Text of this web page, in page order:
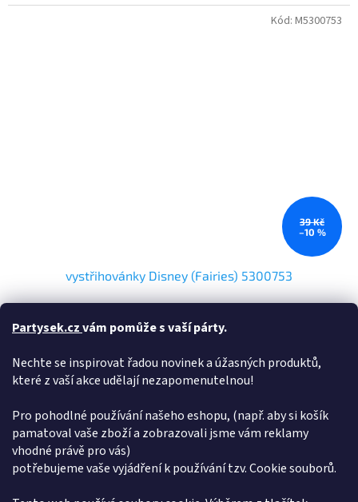
Partysek.czvám pomůže s vaší párty.
Nechte se inspirovat řadou novinek a úžasných produktů,
které z vaší akce udělají nezapomenutelnou!
Pro pohodlné používání našeho eshopu, (např. aby si košík
pamatoval vaše zboží a zobrazovali jsme vám reklamy
vhodné právě pro vás)
potřebujeme vaše vyjádření k používání tzv. Cookie souborů.
39 Kč
–10 %
vystřihovánky Disney (Fairies) 5300753
35 Kč Do košíku
Kód: M5300753
v
NAČÍST 7 DALŠÍCH
S
r
19položek celkem